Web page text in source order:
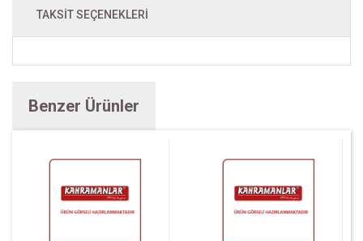
TAKSIT SEÇENEKLERI
Benzer Ürünler